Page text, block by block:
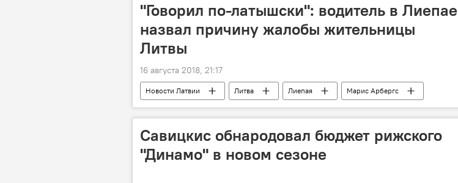
"Говорил по-латышски": водитель в Лиепае
назвал причину жалобы жительницы
Литвы
16 августа 2018, 21:17
Новости Латвии Литва Лиепая Марис Арбергс
Савицкис обнародовал бюджет рижского
"Динамо" в новом сезоне